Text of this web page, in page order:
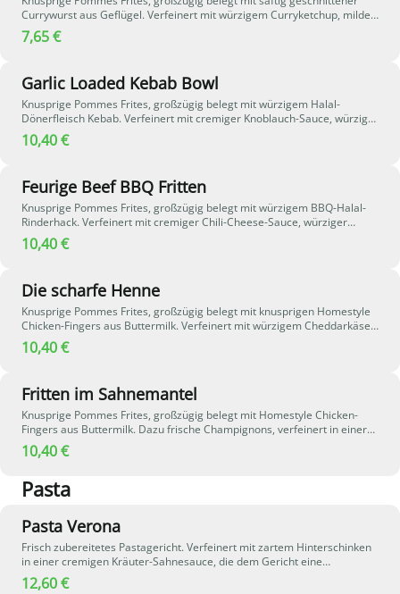
Currywurst aus Geflügel. Verfeinert mit würzigem Curryketchup, milder
Chili-Mayo und knusprigen Röstzwiebeln. Feines Currypulver rundet das
Ganze ab und sorgt für einen herzhaften, würzig-pikanten Geschmack.
7,65 €
Garlic Loaded Kebab Bowl
Knusprige Pommes Frites, großzügig belegt mit würzigem Halal-
Dönerfleisch Kebab. Verfeinert mit cremiger Knoblauch-Sauce, würziger
Samurai-Sauce, knusprigen Röstzwiebeln und einem Hauch Chiligewürz
– eine herzhafte und leicht pikante Kombination voller Geschmack.
10,40 €
Feurige Beef BBQ Fritten
Knusprige Pommes Frites, großzügig belegt mit würzigem BBQ-Halal-
Rinderhack. Verfeinert mit cremiger Chili-Cheese-Sauce, würziger
Samurai-Sauce und scharfen Jalapeños - eine kräftige, pikante
Kombination mit rauchiger BBQ-Note.
10,40 €
Die scharfe Henne
Knusprige Pommes Frites, großzügig belegt mit knusprigen Homestyle
Chicken-Fingers aus Buttermilk. Verfeinert mit würzigem Cheddarkäse,
würziger Samurai-Sauce und scharfen Jalapeños - eine herzhafte
Kombination aus knusprig, cremig und angenehm pikant.
10,40 €
Fritten im Sahnemantel
Knusprige Pommes Frites, großzügig belegt mit Homestyle Chicken-
Fingers aus Buttermilk. Dazu frische Champignons, verfeinert in einer
cremigen Gratin-Käse-Sauce mit aromatischen Kräutern - eine
besonders herzhafte und cremige Kombination.
10,40 €
Pasta
Pasta Verona
Frisch zubereitetes Pastagericht. Verfeinert mit zartem Hinterschinken
in einer cremigen Kräuter-Sahnesauce, die dem Gericht eine
aromatische und milde Note verleiht.
12,60 €